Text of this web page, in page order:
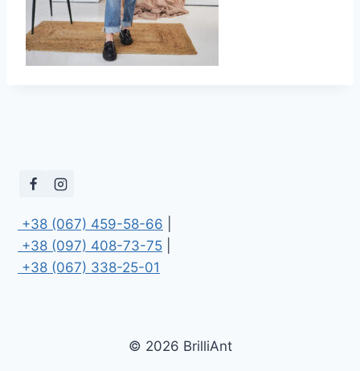
+38 (067) 459-58-66
+38 (097) 408-73-75
+38 (067) 338-25-01
© 2026 BrilliAnt